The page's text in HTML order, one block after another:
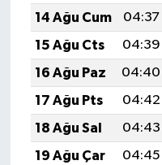
14 Ağu Cum
04:37
15 Ağu Cts
04:39
16 Ağu Paz
04:40
17 Ağu Pts
04:42
18 Ağu Sal
04:43
19 Ağu Çar
04:45